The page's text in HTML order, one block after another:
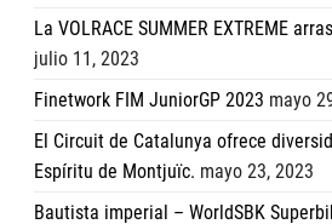
La VOLRACE SUMMER EXTREME
julio 11, 2023
Finetwork FIM JuniorGP 2023 mayo
El Circuit de Catalunya ofrece
Espíritu de Montjuïc. mayo 23, 2023
Bautista imperial – WorldSBK